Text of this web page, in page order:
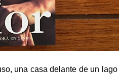
una casa delante de un